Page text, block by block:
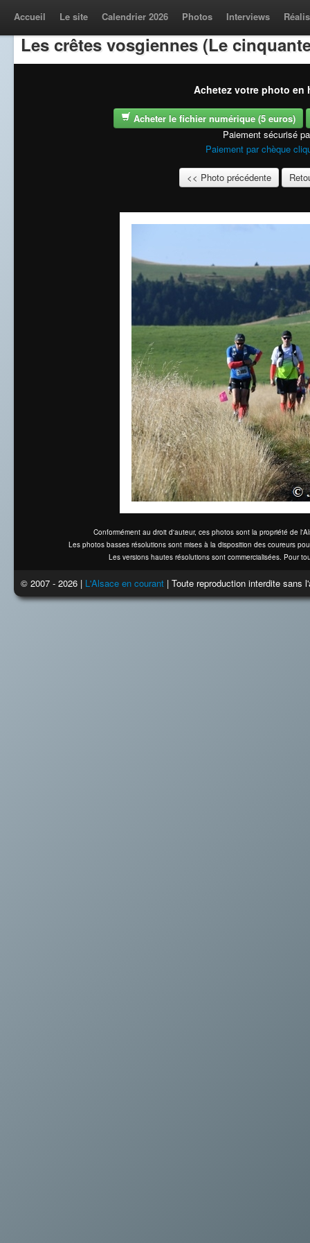
Accueil Le site Calendrier 2026 Photos Interviews
Les crêtes vosgiennes (Le
Achetez votre photo en
Acheter le fichier numérique (5 euros)
Paiement sécurisé
Paiement par chèque
<< Photo précédente
Conformément au droit d'auteur, ces photos sont la propriété de
Les photos basses résolutions sont mises à la disposition des coureurs
Les versions hautes résolutions sont commercialisées. Pour
© 2007 - 2026 | L'Alsace en courant | Toute reproduction interdite sans